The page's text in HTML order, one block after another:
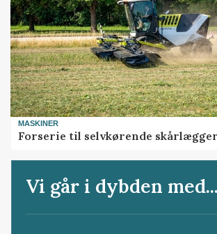
MASKINER
Forserie til selvkørende
Vi går i dybden med...